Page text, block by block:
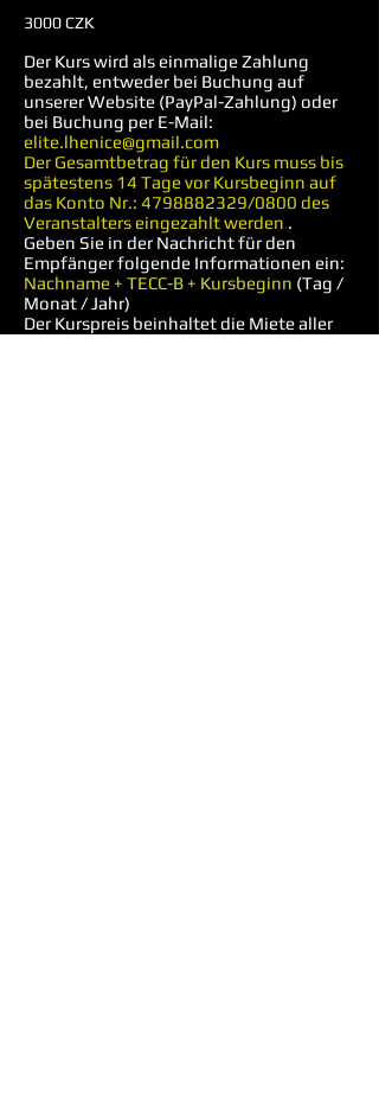
3000 CZK
Der Kurs wird als einmalige Zahlung
bezahlt, entweder bei Buchung auf
unserer Website (PayPal-Zahlung) oder
bei Buchung per E-Mail:
elite.lhenice@gmail.com
Der Gesamtbetrag für den Kurs muss bis
spätestens 14 Tage vor Kursbeginn auf
das Konto Nr.: 4798882329/0800 des
Veranstalters eingezahlt werden .
Geben Sie in der Nachricht für den
Empfänger folgende Informationen ein:
Nachname + TECC-B + Kursbeginn (Tag /
Monat / Jahr)
Der Kurspreis beinhaltet die Miete aller